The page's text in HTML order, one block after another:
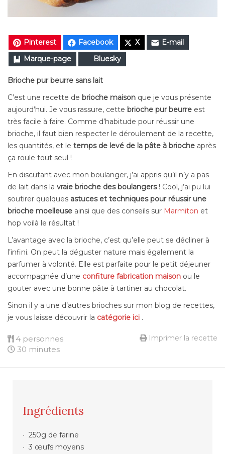
Pinterest Facebook X
E-mail
Marque-page
Bluesky
Brioche pur beurre sans lait
C’est une recette de brioche maison que je vous présente
aujourd’hui. Je vous rassure, cette brioche pur beurre est
très facile à faire. Comme d’habitude pour réussir une
brioche, il faut bien respecter le déroulement de la recette,
les quantités, et le temps de levé de la pâte à brioche après
ça roule tout seul !
En discutant avec mon boulanger, j’ai appris qu’il n’y a pas
de lait dans la vraie brioche des boulangers! Cool, j’ai pu lui
soutirer quelques astuces et techniques pour réussir une
brioche moelleuse ainsi que des conseils sur Marmiton et
hop voilà le résultat !
L’avantage avec la brioche, c’est qu’elle peut se décliner à
l’infini. On peut la déguster nature mais également la
parfumer à volonté. Elle est parfaite pour le petit déjeuner
accompagnée d’une confiture fabrication maison ou le
gouter avec une bonne pâte à tartiner au chocolat.
Sinon il y a une d’autres brioches sur mon blog de recettes,
je vous laisse découvrir la catégorie ici .
4 personnes
30 minutes
Imprimer la recette
Ingrédients
250g de farine
3 œufs moyens